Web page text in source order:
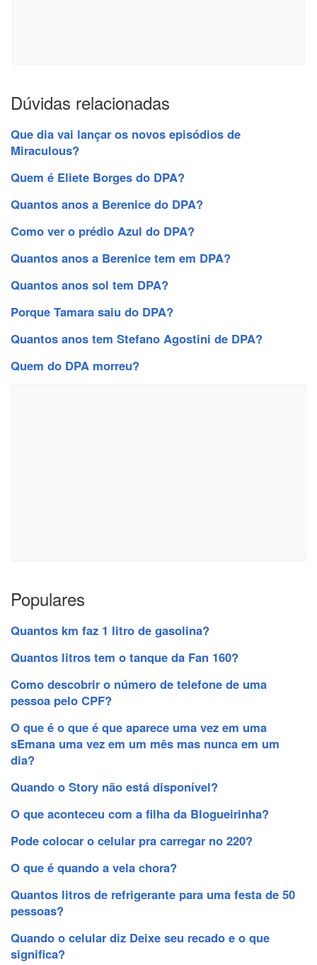
Dúvidas relacionadas
Que dia vai lançar os novos episódios de
Miraculous?
Quem é Eliete Borges do DPA?
Quantos anos a Berenice do DPA?
Como ver o prédio Azul do DPA?
Quantos anos a Berenice tem em DPA?
Quantos anos sol tem DPA?
Porque Tamara saiu do DPA?
Quantos anos tem Stefano Agostini de DPA?
Quem do DPA morreu?
Populares
Quantos km faz 1 litro de gasolina?
Quantos litros tem o tanque da Fan 160?
Como descobrir o número de telefone de uma
pessoa pelo CPF?
O que é o que é que aparece uma vez em uma
sEmana uma vez em um mês mas nunca em um
dia?
Quando o Story não está disponível?
O que aconteceu com a filha da Blogueirinha?
Pode colocar o celular pra carregar no 220?
O que é quando a vela chora?
Quantos litros de refrigerante para uma festa de 50
pessoas?
Quando o celular diz Deixe seu recado e o que
significa?